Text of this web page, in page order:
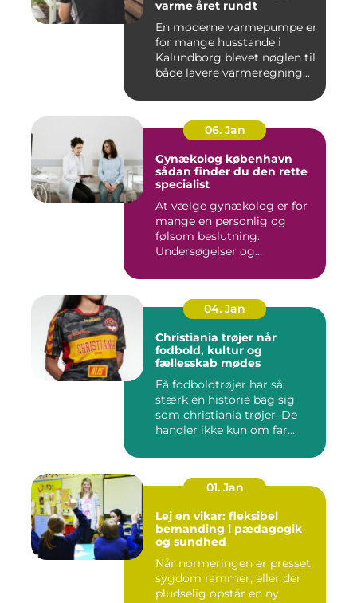
varme året rundt
En moderne varmepumpe er
for mange husstande i
Kalundborg blevet nøglen til
både lavere varmeregning...
06. Jan
Gynækolog københavn
sådan finder du den rette
specialist
At vælge gynækolog er for
mange en personlig og
følsom beslutning.
Undersøgelser og
04. Jan
Christiania trøjer når
fodbold, kultur og
fællesskab mødes
Få fodboldtrøjer har så
stærk en historie bag sig
som christiania trøjer. De
handler ikke kun om far...
01. Jan
Lej en vikar: fleksibel
bemanding i pædagogik
og sundhed
Når normeringen er presset,
sygdom rammer, eller der
pludselig opstår en ny